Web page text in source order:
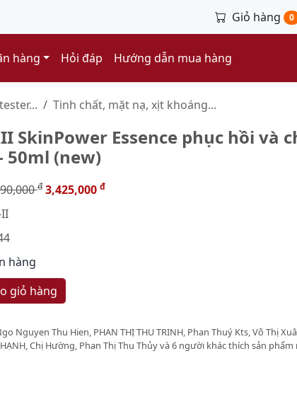
Giỏ hàng 0
hàng Hỏi đáp Hướng dẫn mua hàng
Tinh chất, mặt nạ, xịt khoáng...
SkinPower Essence phục hồi và
50ml (new)
đ 3,425,000 đ
hàng
giỏ hàng
Nguyen Thu Hien, PHAN THỊ THU TRINH, Phan Thuý Kts, Võ Thị
Chị Hường, Phan Thị Thu Thủy và 6 người khác thích sản phẩm